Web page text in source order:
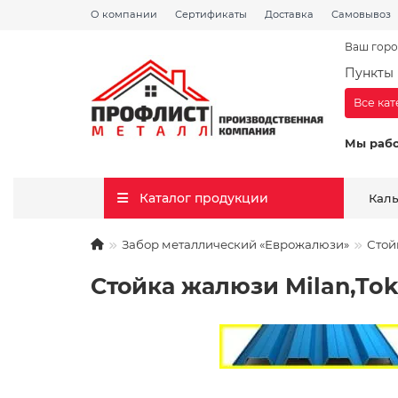
О компании Сертификаты Доставка Самовывоз
Ваш
Пункты
Мы
Все
Каталог продукции
Забор металлический «Еврожалюзи»
Стойка жалюзи